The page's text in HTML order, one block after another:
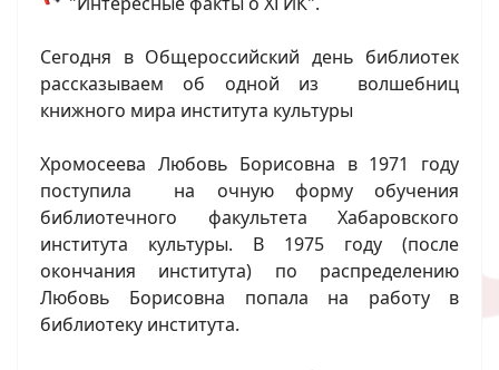
Сегодня в Общероссийский день библиотек
рассказываем об одной из волшебниц
книжного мира института культуры
Хромосеева Любовь Борисовна в 1971 году
поступила на очную форму обучения
библиотечного факультета Хабаровского
института культуры. В 1975 году (после
окончания института) по распределению
Любовь Борисовна попала на работу в
библиотеку института.